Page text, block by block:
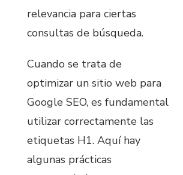
relevancia para ciertas
consultas de búsqueda.
Cuando se trata de
optimizar un sitio web para
Google SEO, es fundamental
utilizar correctamente las
etiquetas H1. Aquí hay
algunas prácticas